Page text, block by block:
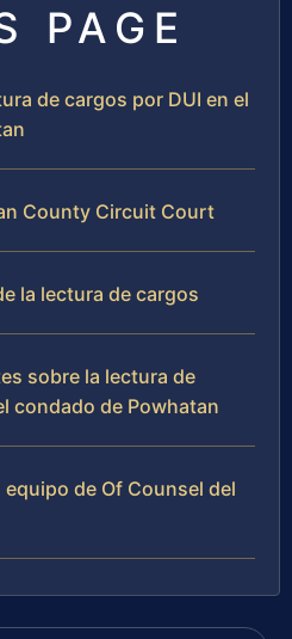
PAGE
de cargos por DUI en el
County Circuit Court
la lectura de cargos
sobre la lectura de
condado de Powhatan
equipo de Of Counsel del